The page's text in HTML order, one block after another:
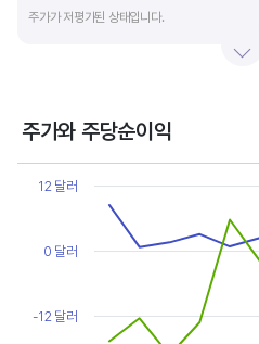
주가가 저평가된 상태입니다.
상대적으로 싸게 거래된다고 판단합니다.
순이익이 성장할때와 감소할때 주가수익배수는
높으면 주가수익배수도 높게 평가 받습니다. 이
상승한다는 뜻입니다.
10년 간 장기적인 주가수익배수의 움직임과 최
주가수익배수와 비교해 주가가 싼지 비싼지를
주가와 주당순이익
Chart
Line chart with 2 lines.
View as data table, Chart
The chart has 1 X axis
The chart has 2 Y axes
-12 달러
0 달러
12 달러